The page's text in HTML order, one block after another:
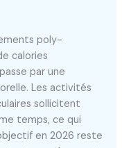
poly-
calories
par une
Les activités
sollicitent
temps, ce qui
en 2026 reste